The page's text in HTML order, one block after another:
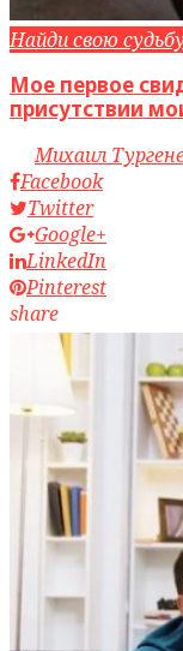
Найди свою
Мое первое
присутствии
byМихаил
Facebook
Twitter
Google+
LinkedIn
Pinterest
share